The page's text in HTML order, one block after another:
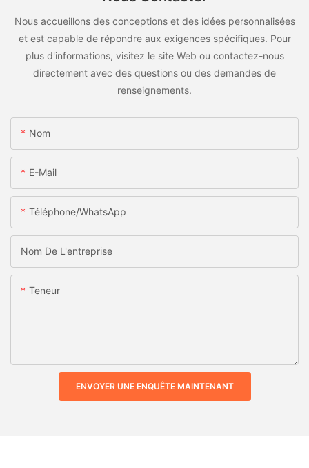
Nous accueillons des conceptions et des idées personnalisées
et est capable de répondre aux exigences spécifiques. Pour
plus d'informations, visitez le site Web ou contactez-nous
directement avec des questions ou des demandes de
renseignements.
Nom
E-Mail
Téléphone/WhatsApp
Nom De L'entreprise
Teneur
ENVOYER UNE ENQUÊTE MAINTENANT